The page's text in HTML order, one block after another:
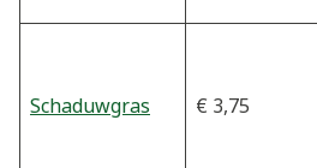
Schaduwgras € 3,75